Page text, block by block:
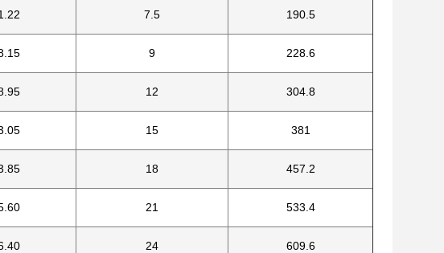
7.5 190.5
9 228.6
12 304.8
15 381
18 457.2
21 533.4
24 609.6